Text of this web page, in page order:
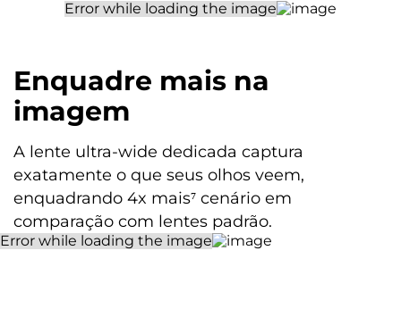
Dimensões
Altura (mm): 165,67
Largura (mm): 75,98
Entradas
Entrada P2 Fone de Ouvido
Câmera
Enquadre mais na
imagem
A lente ultra-wide dedicada captura
exatamente o que seus olhos veem,
enquadrando 4x mais⁷ cenário em
comparação com lentes padrão.